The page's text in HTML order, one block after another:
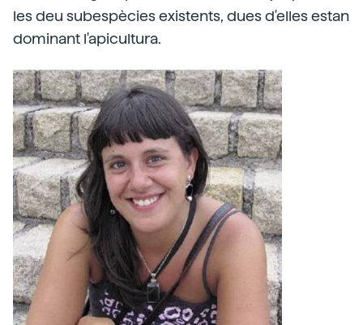
les deu subespècies existents, dues d'elles estan
dominant l'apicultura.